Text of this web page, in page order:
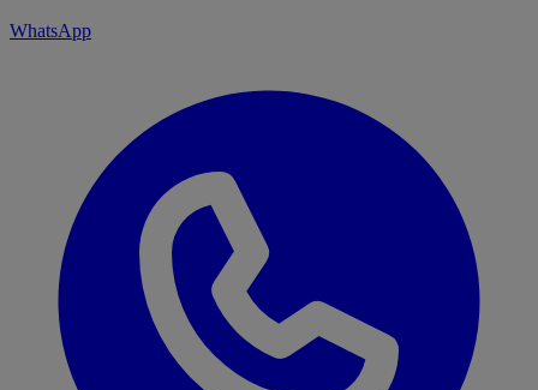
WhatsApp